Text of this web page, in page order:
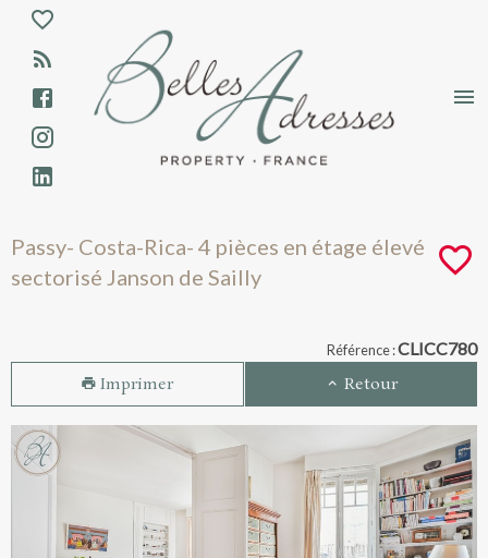
Passy- Costa-Rica- 4 pièces en étage
Aparté haute
En-tête
Liens
Passy- Costa-Rica- 4 pièces en étage élevé
sectorisé Janson de Sailly
Référence :CLICC780
Imprimer Retour